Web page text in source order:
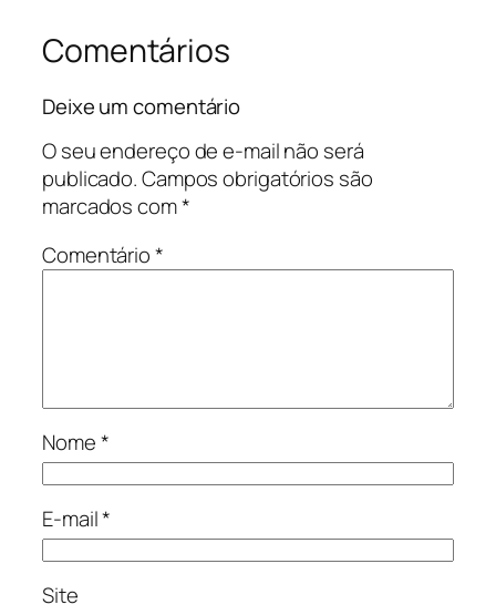
Comentários
Deixe um comentário
O seu endereço de e-mail não será
publicado.Campos obrigatórios são
marcados com*
Comentário*
Nome*
E-mail*
Site